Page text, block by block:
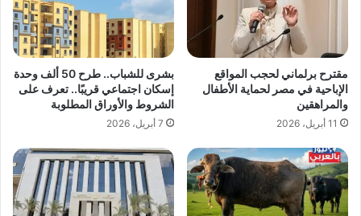
مقترح برلماني لحجب المواقع
الإباحية في مصر لحماية الأطفال
والمراهقين
11 أبريل، 2026
بشرى للشباب.. طرح 50 ألف وحدة
إسكان اجتماعي قريبًا.. تعرف على
الشروط والأوراق المطلوبة
7 أبريل، 2026